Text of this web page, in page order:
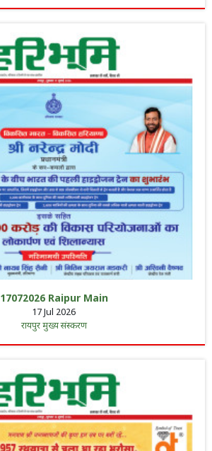
17072026 Raipur Main
17 Jul 2026
रायपुर मुख्य संस्करण